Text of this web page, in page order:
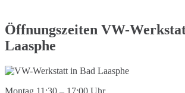
Öffnungszeiten VW-
Laasphe